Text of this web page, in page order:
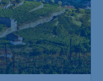
€
150*
ab